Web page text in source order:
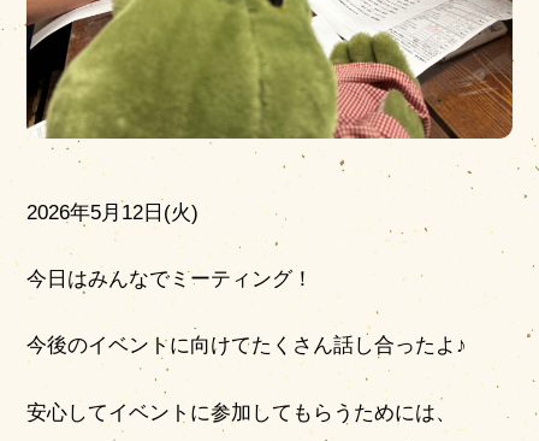
2026年5月12日(火)
今日はみんなでミーティング！
今後のイベントに向けてたくさん話し合ったよ♪
安心してイベントに参加してもらうためには、